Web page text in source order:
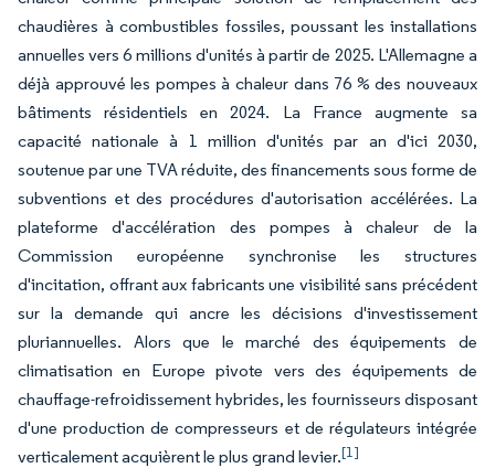
chaudières à combustibles fossiles, poussant les installations
annuelles vers 6 millions d'unités à partir de 2025. L'Allemagne a
déjà approuvé les pompes à chaleur dans 76 % des nouveaux
bâtiments résidentiels en 2024. La France augmente sa
capacité nationale à 1 million d'unités par an d'ici 2030,
soutenue par une TVA réduite, des financements sous forme de
subventions et des procédures d'autorisation accélérées. La
plateforme d'accélération des pompes à chaleur de la
Commission européenne synchronise les structures
d'incitation, offrant aux fabricants une visibilité sans précédent
sur la demande qui ancre les décisions d'investissement
pluriannuelles. Alors que le marché des équipements de
climatisation en Europe pivote vers des équipements de
chauffage-refroidissement hybrides, les fournisseurs disposant
d'une production de compresseurs et de régulateurs intégrée
verticalement acquièrent le plus grand levier.[1]